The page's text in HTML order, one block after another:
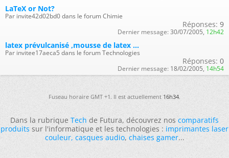
LaTeX or Not?
Par invite42d02bd0 dans le forum Chimie
Réponses: 9
Dernier message: 30/07/2005, 12h42
latex prévulcanisé ,mousse de latex ...
Par invitee17aeca5 dans le forum Technologies
Réponses: 0
Dernier message: 18/02/2005, 14h54
Fuseau horaire GMT +1. Il est actuellement16h34.
Dans la rubriqueTechde Futura, découvrez noscomparatifs
produitssur l'informatique et les technologies :imprimantes laser
couleur,casques audio,chaises gamer...